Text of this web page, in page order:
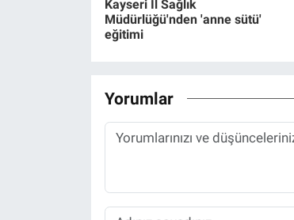
Kayseri İl Sağlık
Müdürlüğü'nden 'anne sütü'
eğitimi
Yorumlar